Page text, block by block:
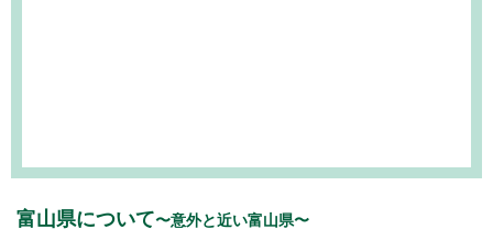
富山県について〜意外と近い富山県〜